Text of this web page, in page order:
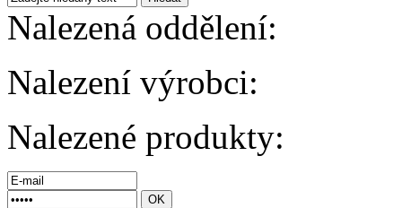
Nalezená oddělení:
Nalezení výrobci:
Nalezené produkty: